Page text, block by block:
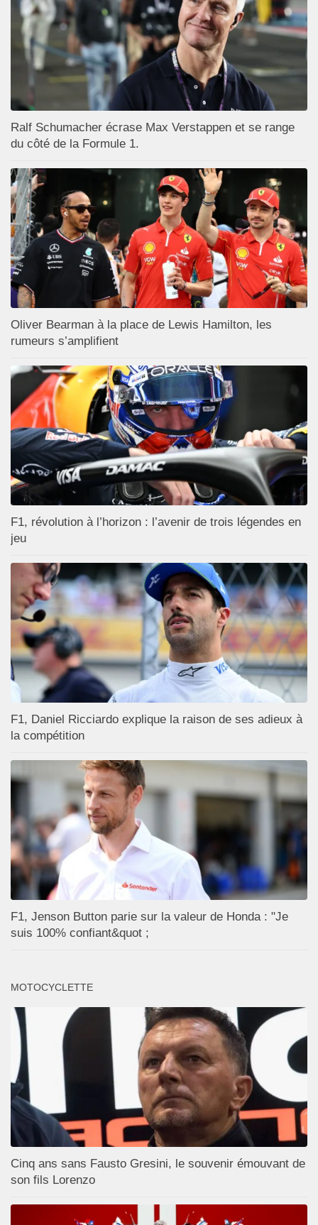
Ralf Schumacher écrase Max Verstappen et se range
du côté de la Formule 1.
Oliver Bearman à la place de Lewis Hamilton, les
rumeurs s’amplifient
F1, révolution à l’horizon : l’avenir de trois légendes en
jeu
F1, Daniel Ricciardo explique la raison de ses adieux à
la compétition
F1, Jenson Button parie sur la valeur de Honda : "Je
suis 100% confiant&quot ;
MOTOCYCLETTE
Cinq ans sans Fausto Gresini, le souvenir émouvant de
son fils Lorenzo